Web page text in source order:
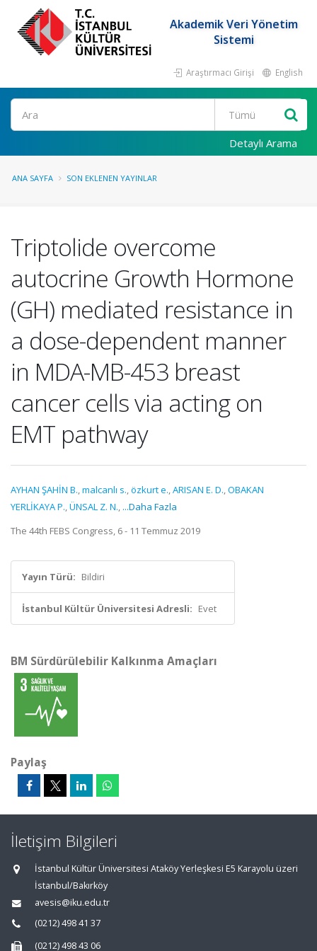
Akademik Veri Yönetim
Sistemi
Araştırmacı Girişi English
Ara
Detaylı Arama
ANA SAYFA SON EKLENEN YAYINLAR
Triptolide overcome
autocrine Growth Hormone
(GH) mediated resistance in
a dose-dependent manner
in MDA-MB-453 breast
cancer cells via acting on
EMT pathway
AYHAN ŞAHİN B.,malcanlı s.,özkurt e.,ARISAN E. D.,OBAKAN
YERLİKAYA P.,ÜNSAL Z. N., ...Daha Fazla
The 44th FEBS Congress, 6 - 11 Temmuz 2019
Yayın Türü: Bildiri
İstanbul Kültür Üniversitesi Adresli: Evet
BM Sürdürülebilir Kalkınma Amaçları
Paylaş
İletişim Bilgileri
İstanbul Kültür Üniversitesi Ataköy Yerleşkesi E5 Karayolu üzeri
İstanbul/Bakırköy
avesis@iku.edu.tr
(0212) 498 41 37
(0212) 498 43 06